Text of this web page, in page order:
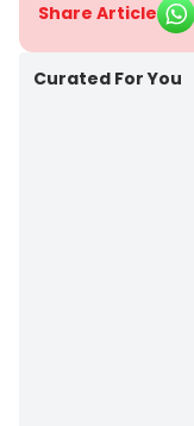
Share Article
Curated For You